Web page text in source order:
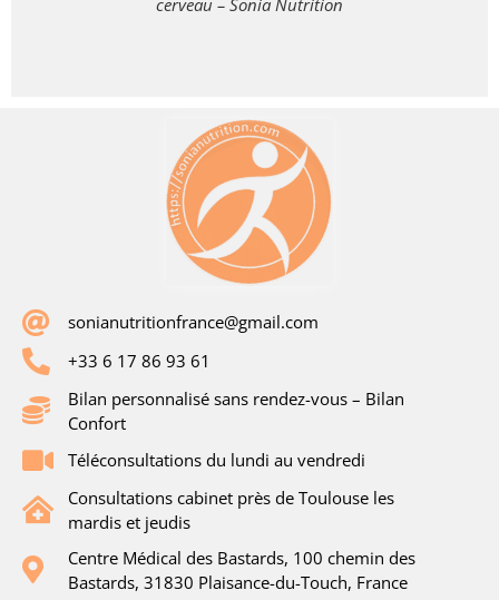
sonianutritionfrance@gmail.com
+33 6 17 86 93 61
Bilan personnalisé sans rendez-vous – Bilan
Confort
Téléconsultations du lundi au vendredi
Consultations cabinet près de Toulouse les
mardis et jeudis
Centre Médical des Bastards, 100 chemin des
Bastards, 31830 Plaisance-du-Touch, France